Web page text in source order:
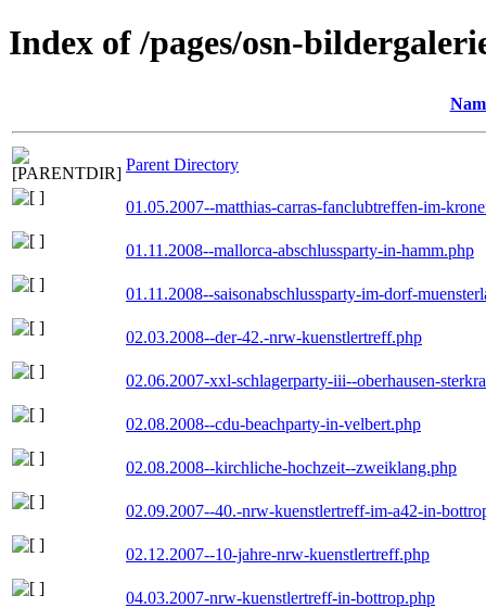
Index of /pages/osn-
Parent Directory
01.05.2007--matthias-carras-fanclubtreffen-im-
01.11.2008--mallorca-abschlussparty-in-hamm.php
01.11.2008--saisonabschlussparty-im-dorf-
02.03.2008--der-42.-nrw-kuenstlertreff.php
02.06.2007-xxl-schlagerparty-iii--oberhausen-
02.08.2008--cdu-beachparty-in-velbert.php
02.08.2008--kirchliche-hochzeit--zweiklang.php
02.09.2007--40.-nrw-kuenstlertreff-im-a42-in-
02.12.2007--10-jahre-nrw-kuenstlertreff.php
04.03.2007-nrw-kuenstlertreff-in-bottrop.php